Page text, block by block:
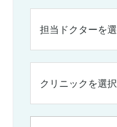
担当ドクターを
クリニックを選択